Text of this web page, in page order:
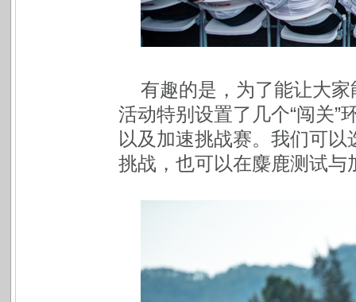
有趣的是，为了能让大
活动特别设置了几个“闯关”
以及加速挑战赛。我们可
挑战，也可以在麋鹿测试